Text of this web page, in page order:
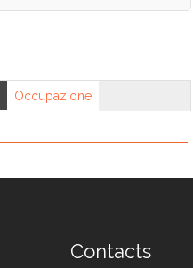
Occupazione
Contacts